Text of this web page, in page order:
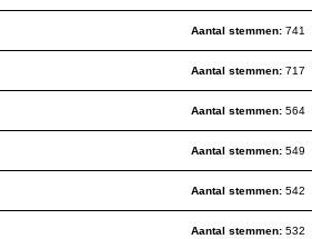
Aantal stemmen: 741
Aantal stemmen: 717
Aantal stemmen: 564
Aantal stemmen: 549
Aantal stemmen: 542
Aantal stemmen: 532